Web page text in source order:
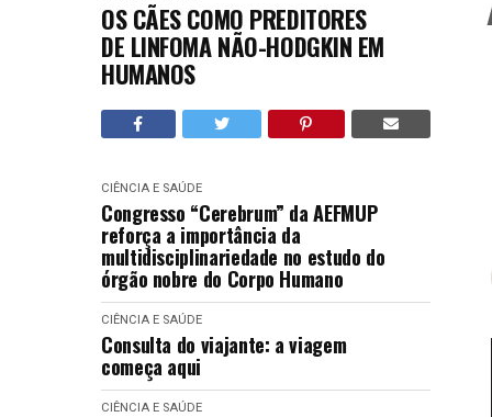
OS CÃES COMO PREDITORES
DE LINFOMA NÃO-HODGKIN EM
HUMANOS
CIÊNCIA E SAÚDE
Congresso “Cerebrum” da AEFMUP
reforça a importância da
multidisciplinariedade no estudo do
órgão nobre do Corpo Humano
CIÊNCIA E SAÚDE
Consulta do viajante: a viagem
começa aqui
CIÊNCIA E SAÚDE